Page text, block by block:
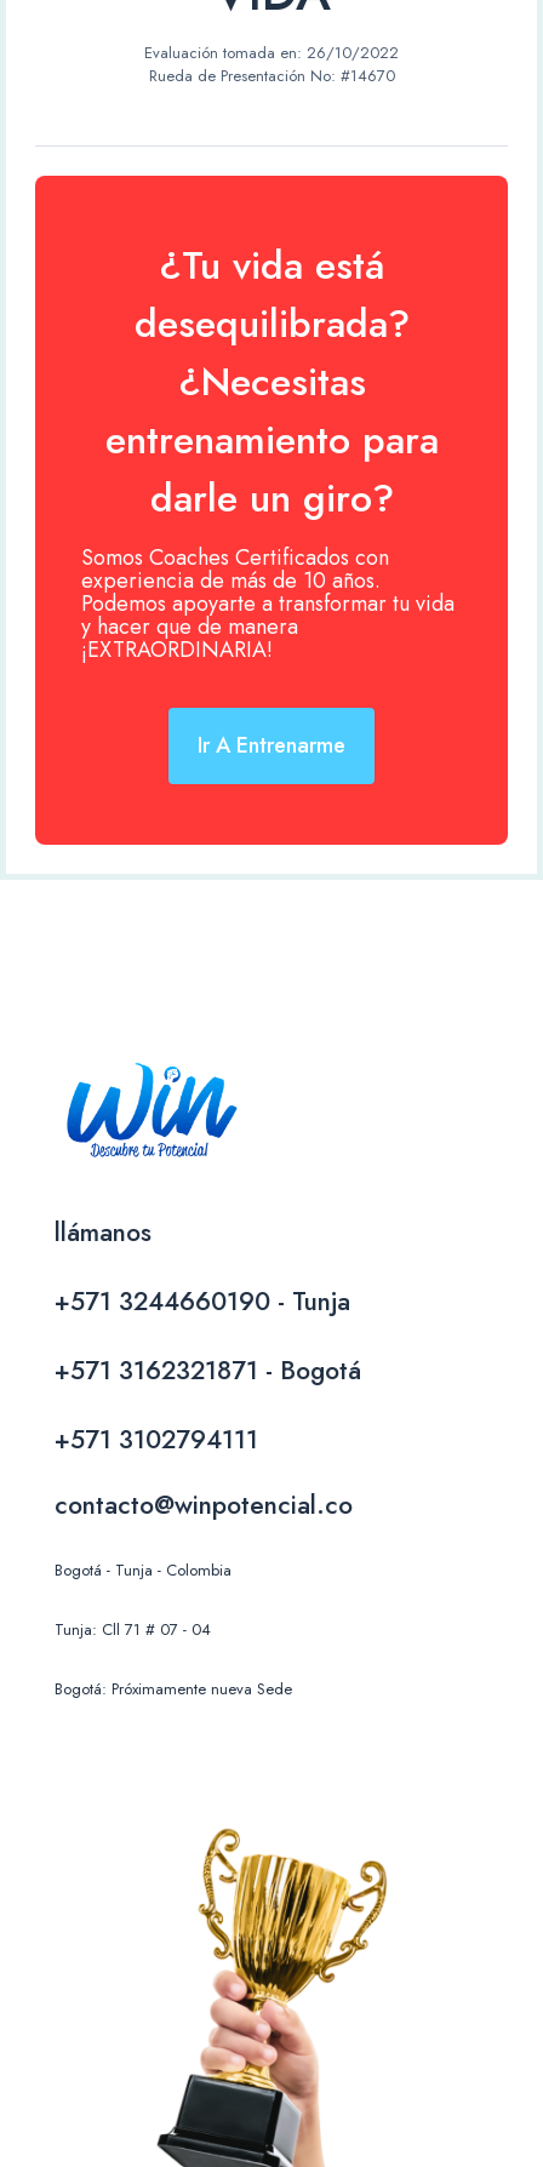
Evaluación tomada en: 26/10/2022
Rueda de Presentación No: #14670
¿Tu vida está
desequilibrada?
¿Necesitas
entrenamiento para
darle un giro?
Somos Coaches Certificados con
experiencia de más de 10 años.
Podemos apoyarte a transformar tu vida
y hacer que de manera
¡EXTRAORDINARIA!
Ir A Entrenarme
llámanos
+571 3244660190 - Tunja
+571 3162321871 - Bogotá
+571 3102794111
contacto@winpotencial.co
Bogotá - Tunja - Colombia
Tunja: Cll 71 # 07 - 04
Bogotá: Próximamente nueva Sede